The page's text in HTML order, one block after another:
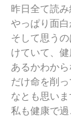
昨日全て読み
やっぱり面白
そして思う
けていて、
あるかわか
だけ命を削
なとも思いま
私も健康で